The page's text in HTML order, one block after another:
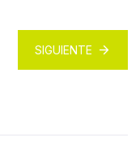
SIGUIENTE